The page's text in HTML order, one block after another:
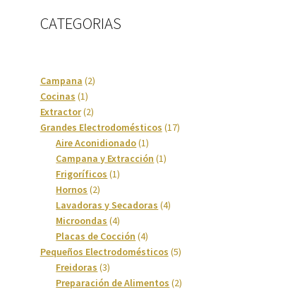
CATEGORIAS
Campana 22
Cocinas 11
producto
Extractor 22
productos
Grandes Electrodomésticos 1717
Aire Aconidionado 11
producto
Campana y Extracción 11
Frigoríficos 11
Hornos 22
productos
Lavadoras y Secadoras 44
Microondas 44
productos
Placas de Cocción 44
productos
Pequeños Electrodomésticos 55
Freidoras 33
productos
Preparación de Alimentos 22